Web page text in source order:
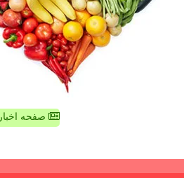
صفحه اخبار